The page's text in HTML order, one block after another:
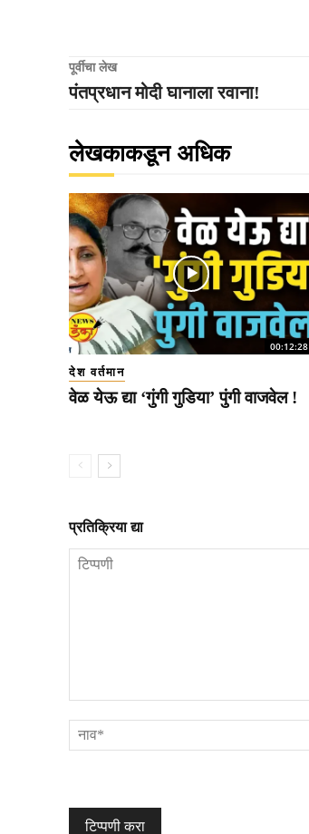
पूर्वीचा लेख
पंतप्रधान मोदी घानाला रवाना!
लेखकाकडून अधिक
00:12:28
देश वर्तमान
वेळ येऊ द्या ‘गुंगी गुडिया’ पुंगी वाजवेल !
प्रतिक्रिया द्या